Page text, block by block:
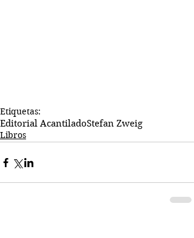
Etiquetas:
Editorial AcantiladoStefan Zweig
Libros